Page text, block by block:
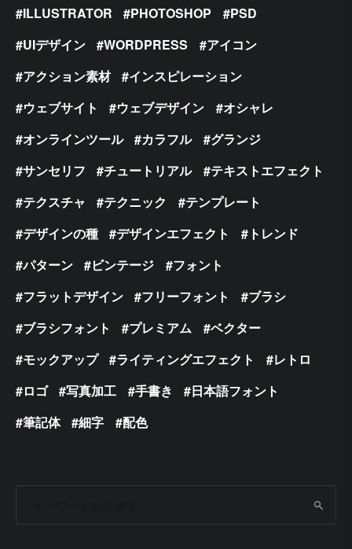
ILLUSTRATOR
PHOTOSHOP
PSD
UIデザイン
WORDPRESS
アイコン
アクション素材
インスピレーション
ウェブサイト
ウェブデザイン
オシャレ
オンラインツール
カラフル
グランジ
サンセリフ
チュートリアル
テキストエフェクト
テクスチャ
テクニック
テンプレート
デザインの種
デザインエフェクト
トレンド
パターン
ビンテージ
フォント
フラットデザイン
フリーフォント
ブラシ
ブラシフォント
プレミアム
ベクター
モックアップ
ライティングエフェクト
レトロ
ロゴ
写真加工 手書き
日本語フォント
筆記体
細字 配色